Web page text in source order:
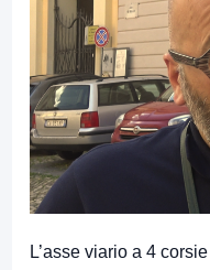
L’asse viario a 4